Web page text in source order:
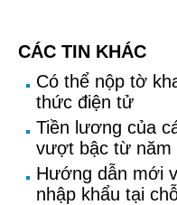
CÁC TIN KHÁC
Có thể nộp tờ
thức điện tử
Tiền lương của
vượt bậc từ năm
Hướng dẫn mới
nhập khẩu tại